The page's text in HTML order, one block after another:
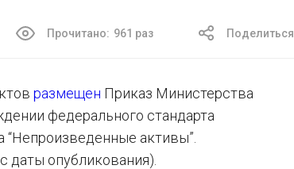
Прочитано: 961 раз Поделиться
размещен Приказ Министерства
федерального стандарта
“Непроизведенные активы”.
даты опубликования).